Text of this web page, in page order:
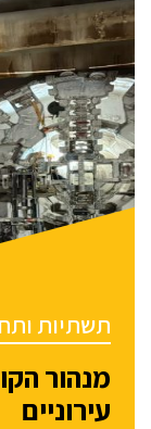
תשתיות
מנהור
עירוניים